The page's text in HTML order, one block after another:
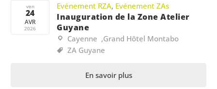
ven
24
AVR
2026
Evénement RZA, Evénement ZAs
Inauguration de la Zone Atelier
Guyane
Cayenne ,Grand Hôtel Montabo
ZA Guyane
En savoir plus